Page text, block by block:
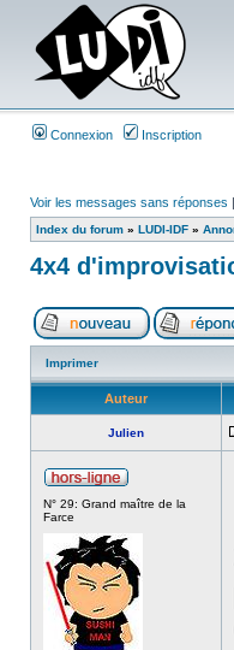
Connexion Inscription
Voir les messages sans réponses |
Index du forum » LUDI-IDF »
4x4
Imprimer
Auteur
Julien
N° 29: Grand maître de la
Farce